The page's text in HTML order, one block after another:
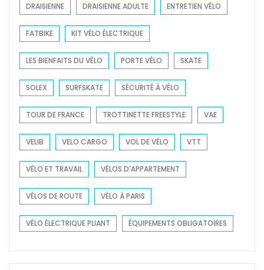
DRAISIENNE DRAISIENNE ADULTE ENTRETIEN VÉLO
FATBIKE KIT VÉLO ÉLECTRIQUE
LES BIENFAITS DU VÉLO PORTE VÉLO SKATE
SOLEX SURFSKATE SÉCURITÉ À VÉLO
TOUR DE FRANCE TROTTINETTE FREESTYLE VAE
VELIB VELO CARGO VOL DE VÉLO VTT
VÉLO ET TRAVAIL VÉLOS D'APPARTEMENT
VÉLOS DE ROUTE VÉLO À PARIS
VÉLO ÉLECTRIQUE PLIANT ÉQUIPEMENTS OBLIGATOIRES